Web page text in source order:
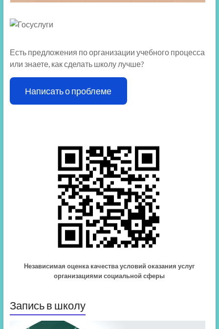
Есть предложения по организации учебного процесса
или знаете, как сделать школу лучше?
Написать о проблеме
Независимая оценка качества условий оказания услуг
организациями социальной сферы
Запись в школу